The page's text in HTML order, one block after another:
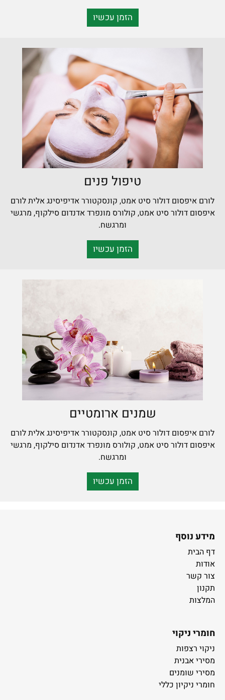
הזמן עכשיו
טיפול פנים
לורם איפסום דולור סיט אמט, קונסקטורר אדיפיסינג אלית לורם
איפסום דולור סיט אמט, קולורס מונפרד אדנדום סילקוף, מרגשי
ומרגשח.
הזמן עכשיו
שמנים ארומטיים
לורם איפסום דולור סיט אמט, קונסקטורר אדיפיסינג אלית לורם
איפסום דולור סיט אמט, קולורס מונפרד אדנדום סילקוף, מרגשי
ומרגשח.
הזמן עכשיו
מידע נוסף
דף הבית
אודות
צור קשר
תקנון
המלצות
חומרי ניקוי
ניקוי רצפות
מסירי אבנית
מסירי שומנים
חומרי ניקיון כללי